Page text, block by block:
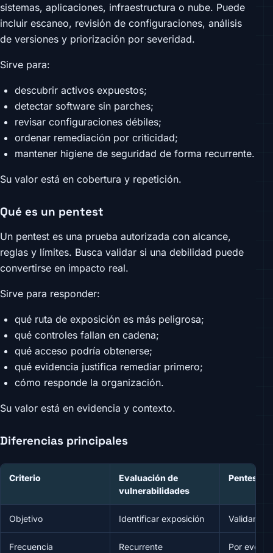
sistemas, aplicaciones, infraestructura o nube. Puede
incluir escaneo, revisión de configuraciones, análisis
de versiones y priorización por severidad.
Sirve para:
descubrir activos expuestos;
detectar software sin parches;
revisar configuraciones débiles;
ordenar remediación por criticidad;
mantener higiene de seguridad de forma recurrente.
Su valor está en cobertura y repetición.
Qué es un pentest
Un pentest es una prueba autorizada con alcance,
reglas y límites. Busca validar si una debilidad puede
convertirse en impacto real.
Sirve para responder:
qué ruta de exposición es más peligrosa;
qué controles fallan en cadena;
qué acceso podría obtenerse;
qué evidencia justifica remediar primero;
cómo responde la organización.
Su valor está en evidencia y contexto.
Diferencias principales
Criterio
Evaluación de
vulnerabilidades
Pentest
Objetivo Identificar exposición Validar
Frecuencia Recurrente
Por